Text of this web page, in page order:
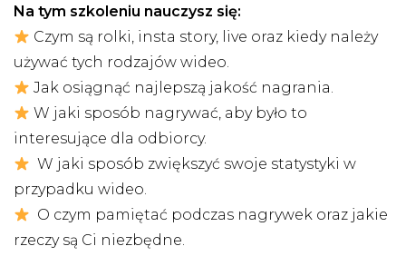
Na tym szkoleniu nauczysz się:
Czym są rolki, insta story, live oraz kiedy należy
używać tych rodzajów wideo.
Jak osiągnąć najlepszą jakość nagrania.
W jaki sposób nagrywać, aby było to
interesujące dla odbiorcy.
W jaki sposób zwiększyć swoje statystyki w
przypadku wideo.
O czym pamiętać podczas nagrywek oraz jakie
rzeczy są Ci niezbędne.